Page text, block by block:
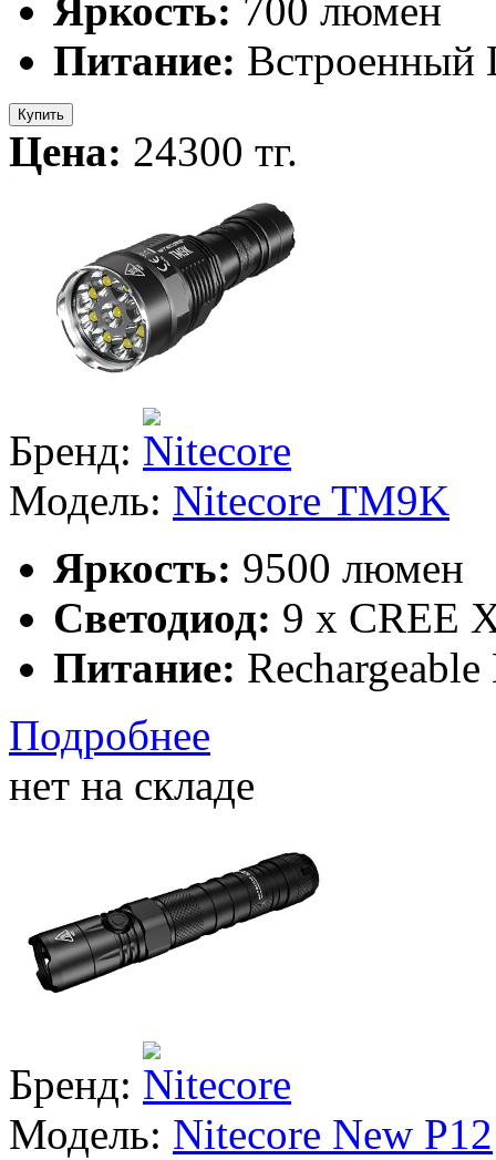
Яркость: 700 люмен
Питание: Встроенный
Купить
Цена: 24300 тг.
Бренд:
Модель: Nitecore TM9K
Яркость: 9500 люмен
Светодиод: 9 x CREE
Питание:
Подробнее
нет на складе
Бренд:
Модель: Nitecore New P12